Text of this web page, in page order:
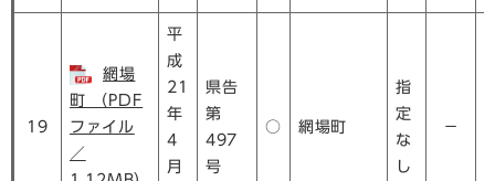
19
網場
町 （PDF
ファイル
／
平
成
21
年
4
月
県告
第
497
号
○ 網場町
指
定
な
し
－